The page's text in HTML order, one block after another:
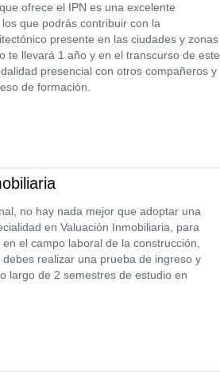
ofrece el IPN es una excelente
que podrás contribuir con la
presente en las ciudades y zonas
te llevará 1 año y en el transcurso de este
presencial con otros compañeros y
de formación.
no hay nada mejor que adoptar una
en Valuación Inmobiliaria, para
el campo laboral de la construcción,
realizar una prueba de ingreso y
largo de 2 semestres de estudio en